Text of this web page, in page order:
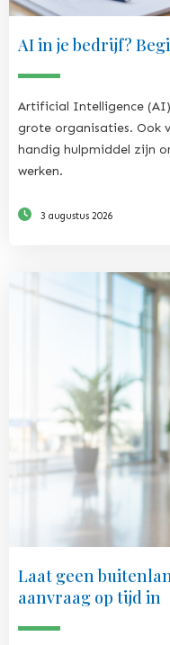
AI in je bedrijf?
Artificial Intelligence
grote organisaties. Ook
handig hulpmiddel zijn
werken.
3 augustus 2026
Laat geen
aanvraag op tijd in